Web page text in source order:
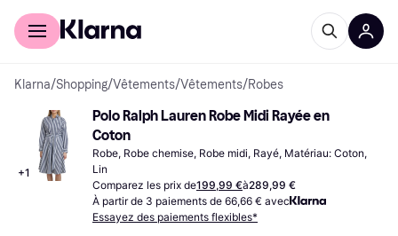
Acheter avec Klarna
Klarna/Shopping/Vêtements/Vêtements/Robes
+1
Polo Ralph Lauren Robe Midi Rayée en
Coton
Robe, Robe chemise, Robe midi, Rayé, Matériau: Coton,
Lin
Comparez les prix de199,99 €à289,99 €
À partir de 3 paiements de 66,66 € avec
Essayez des paiements flexibles*